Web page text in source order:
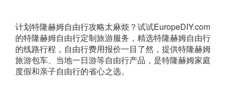
计划特隆赫姆自由行攻略太麻烦？试试EuropeDIY.com
的特隆赫姆自由行定制旅游服务，精选特隆赫姆自由行
的线路行程，自由行费用报价一目了然，提供特隆赫姆
旅游包车、当地一日游等自由行产品，是特隆赫姆家庭
度假和亲子自由行的省心之选。